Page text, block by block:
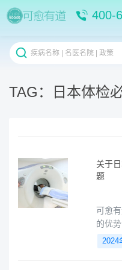
400-
TAG：日本体检
关于
题
可愈
的优
趣，
理了
2024